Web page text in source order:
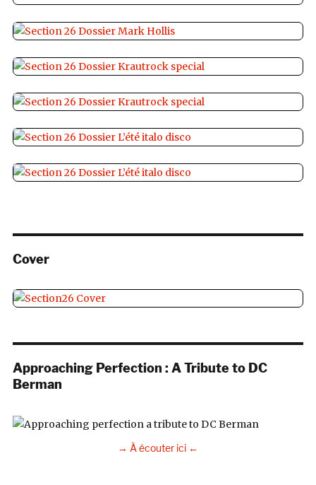
Cover
Approaching Perfection : A Tribute to DC
Berman
→ À écouter ici ←